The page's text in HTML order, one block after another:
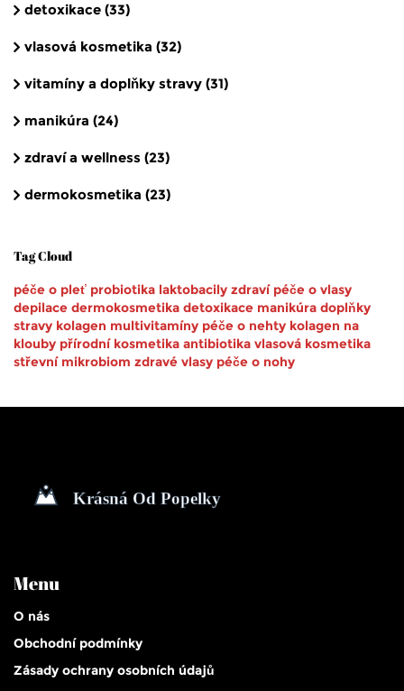
detoxikace (33)
vlasová kosmetika (32)
vitamíny a doplňky stravy (31)
manikúra (24)
zdraví a wellness (23)
dermokosmetika (23)
Tag Cloud
péče o pleť probiotika laktobacily zdraví péče o vlasy
depilace dermokosmetika detoxikace manikúra doplňky
stravy kolagen multivitamíny péče o nehty kolagen na
klouby přírodní kosmetika antibiotika vlasová kosmetika
střevní mikrobiom zdravé vlasy péče o nohy
Menu
O nás
Obchodní podmínky
Zásady ochrany osobních údajů